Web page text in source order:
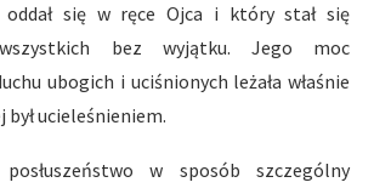
oddał się w ręce Ojca i który stał się
bez wyjątku. Jego moc
ubogich i uciśnionych leżała właśnie
ucieleśnieniem.
w sposób szczególny